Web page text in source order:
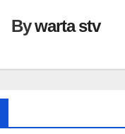
Bywarta stv